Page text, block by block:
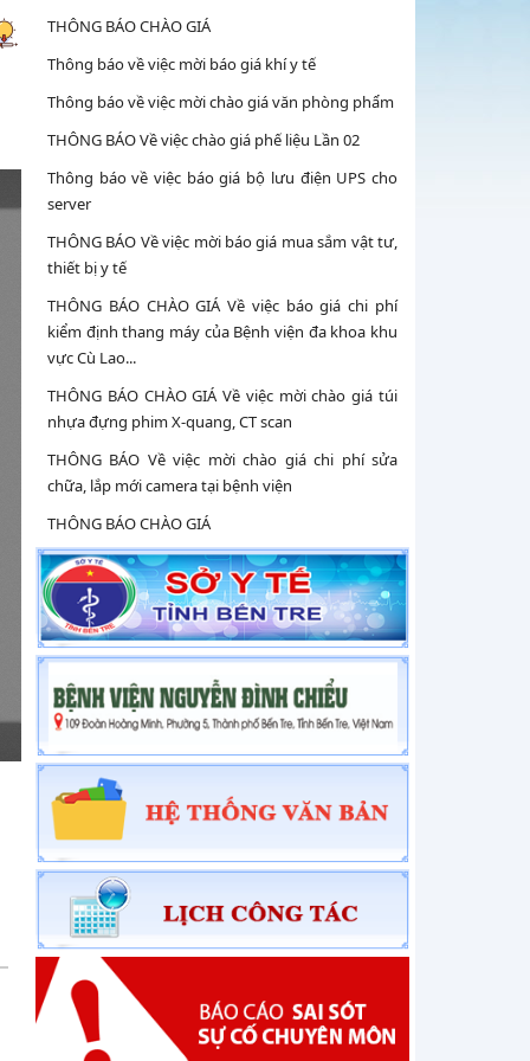
THÔNG BÁO CHÀO GIÁ
Thông báo về việc mời báo giá khí y tế
Thông báo về việc mời chào giá văn phòng phẩm
THÔNG BÁO Về việc chào giá phế liệu Lần 02
Thông báo về việc báo giá bộ lưu điện UPS cho
server
THÔNG BÁO Về việc mời báo giá mua sắm vật tư,
thiết bị y tế
THÔNG BÁO CHÀO GIÁ Về việc báo giá chi phí
kiểm định thang máy của Bệnh viện đa khoa khu
vực Cù Lao...
THÔNG BÁO CHÀO GIÁ Về việc mời chào giá túi
nhựa đựng phim X-quang, CT scan
THÔNG BÁO Về việc mời chào giá chi phí sửa
chữa, lắp mới camera tại bệnh viện
THÔNG BÁO CHÀO GIÁ
THÔNG BÁO Về việc báo giá bảo trì phần mềm
đồng bộ dữ liệu server
THÔNG BÁO Về việc chào giá phế liệu
THÔNG BÁO Về việc mời chào giá thiết bị điện
THÔNG BÁO Về việc mời chào giá thiết bị điện
Thông báo về việc mời chào giá thiết bị nước
Thông báo về việc việc mời báo giá thiết bị y tế và
vật tư xét nghiệm sử dụng trong hoạt động...
THÔNG BÁO Về việc mời chào giá thiết bị điện
THÔNG BÁO Về việc mời chào giá thiết bị nước
THÔNG BÁO Về việc mời báo giá sửa chữa máy
giúp thở Carescape và mua sắm vật tư, thiết bị y
tế
THÔNG BÁO Về việc mời chào giá văn phòng
phẩm